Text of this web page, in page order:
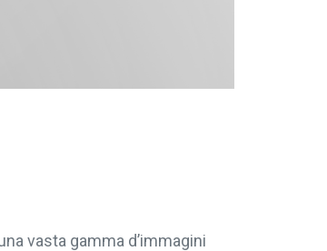
vasta gamma d’immagini